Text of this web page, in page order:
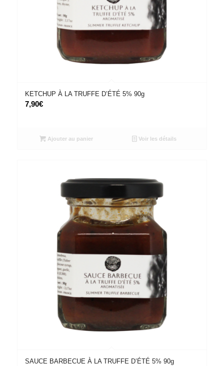
KETCHUP À LA TRUFFE D’ÉTÉ 5% 90g
7,90€
Ajouter au panier Voir les détails
SAUCE BARBECUE À LA TRUFFE D’ÉTÉ 5% 90g